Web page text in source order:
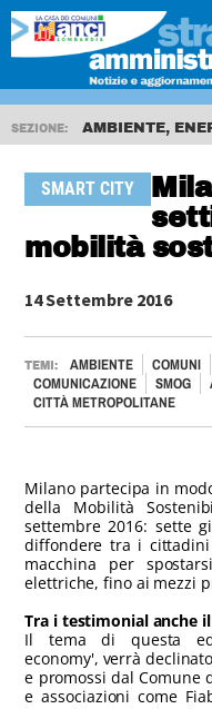
SEZIONE: AMBIENTE,
SMART CITY
mobilità
14 Settembre 2016
TEMI: AMBIENTE COMUNI
COMUNICAZIONE
SMOG
CITTÀ METROPOLITANE
Milano partecipa in
della Mobilità
settembre 2016: sette
diffondere tra i
macchina per
elettriche, fino ai mezzi
Tra i testimonial anche
Il tema di questa
economy', verrà
e promossi dal Comune
e associazioni come